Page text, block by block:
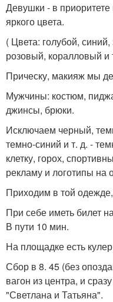
Девушки - в
яркого цвета.
( Цвета: голубой,
розовый, коралловый и
Прическу, макияж мы
Мужчины: костюм,
джинсы, брюки.
Исключаем черный,
темно-синий и т. д. -
клетку, горох,
рекламу и логотипы на
Приходим в той
При себе иметь билет
В пути 10 мин.
На площадке есть
Сбор в 8. 45 (без
вагон из центра, и
"Светлана и Татьяна".